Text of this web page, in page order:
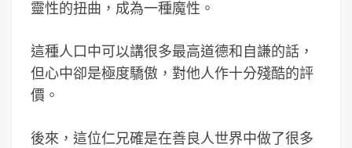
靈性的扭曲，成為一種魔性。
這種人口中可以講很多最高道德和自謙的話，
但心中卻是極度驕傲，對他人作十分殘酷的評
價。
後來，這位仁兄確是在善良人世界中做了很多